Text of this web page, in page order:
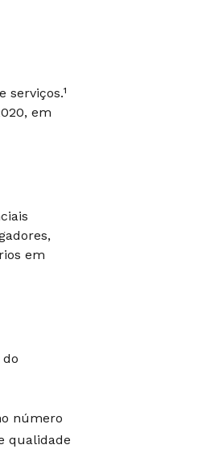
serviços.¹
em
em
número
qualidade